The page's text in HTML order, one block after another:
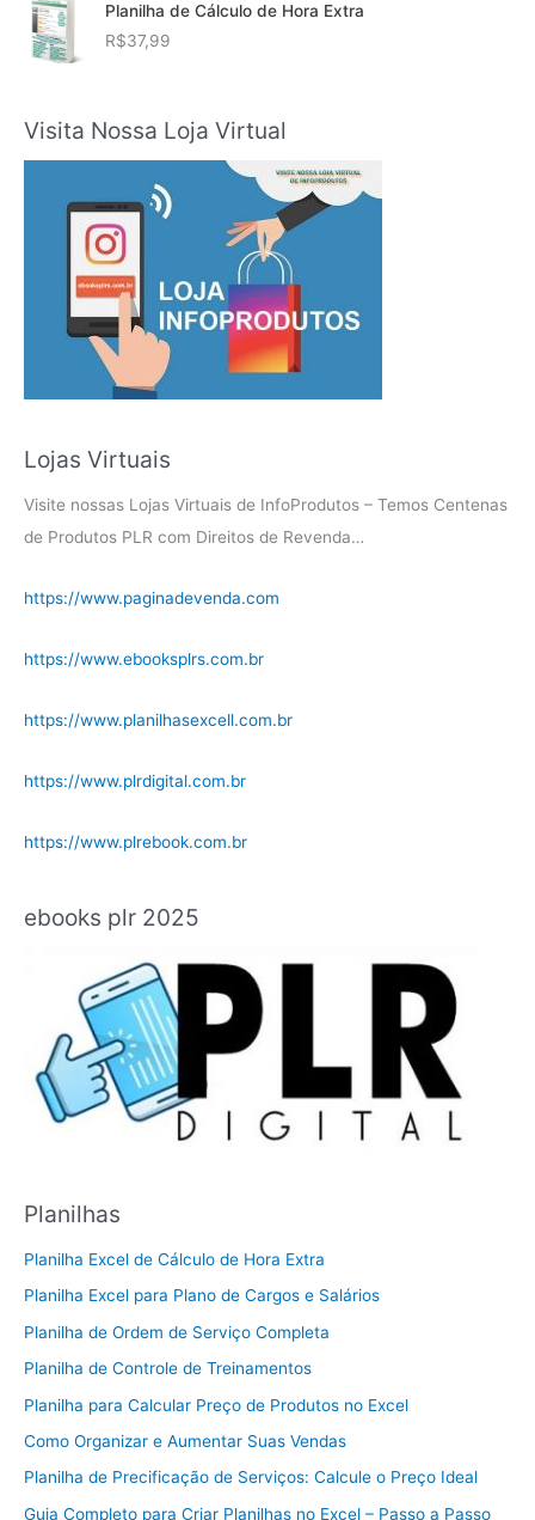
Planilha de Cálculo de Hora Extra
R$37,99
Visita Nossa Loja Virtual
Lojas Virtuais
Visite nossas Lojas Virtuais de InfoProdutos – Temos Centenas
de Produtos PLR com Direitos de Revenda…
https://www.paginadevenda.com
https://www.ebooksplrs.com.br
https://www.planilhasexcell.com.br
https://www.plrdigital.com.br
https://www.plrebook.com.br
ebooks plr 2025
Planilhas
Planilha Excel de Cálculo de Hora Extra
Planilha Excel para Plano de Cargos e Salários
Planilha de Ordem de Serviço Completa
Planilha de Controle de Treinamentos
Planilha para Calcular Preço de Produtos no Excel
Como Organizar e Aumentar Suas Vendas
Planilha de Precificação de Serviços: Calcule o Preço Ideal
Guia Completo para Criar Planilhas no Excel – Passo a Passo